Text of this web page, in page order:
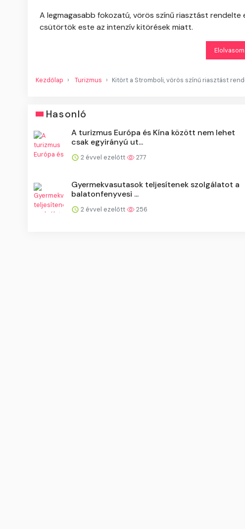
A legmagasabb fokozatú, vörös színű riasztást
csütörtök este az intenzív kitörések miatt.
Kezdőlap Turizmus Kitört a Stromboli, vörös színű riasztást
Hasonló
A turizmus Európa és Kína között nem lehet
csak egyirányú ut...
2 évvel ezelőtt 277
Gyermekvasutasok teljesítenek szolgálatot a
balatonfenyvesi ...
2 évvel ezelőtt 256